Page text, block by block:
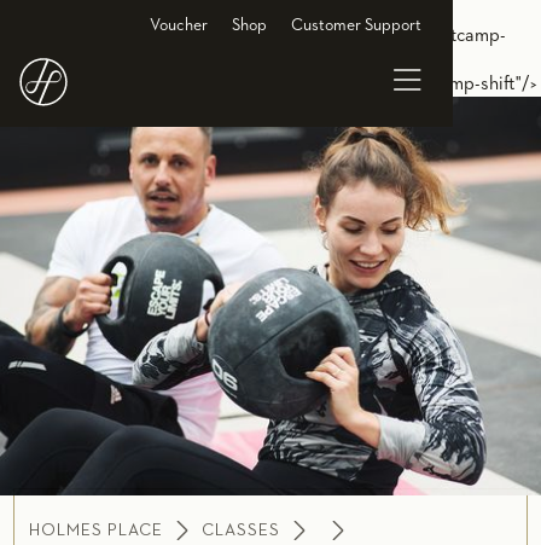
href="https://www.holmesplace.de/gruppenkurse-cl/bootcamp-
shift"/> <link rel="alternate" hreflang="en-DE"
href="https://en.holmesplace.de/groupclasses-cl/bootcamp-shift"/>
Voucher Shop Customer Support
HOLMES PLACE
CLASSES